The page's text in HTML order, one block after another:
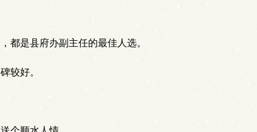
都是县府办副主任的最佳人选。
较好。